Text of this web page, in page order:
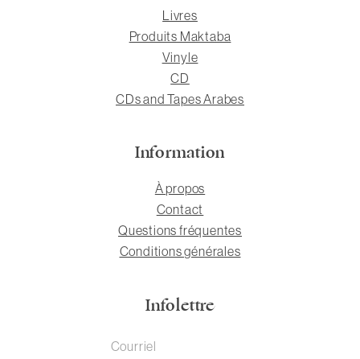
Livres
Produits Maktaba
Vinyle
CD
CDs and Tapes Arabes
Information
À propos
Contact
Questions fréquentes
Conditions générales
Infolettre